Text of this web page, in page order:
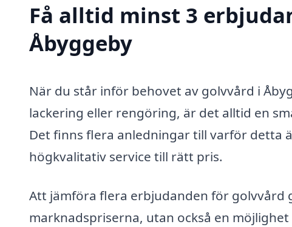
Få alltid minst 3
Åbyggeby
När du står inför behovet av golvvård i
lackering eller rengöring, är det alltid en
Det finns flera anledningar till varför detta
högkvalitativ service till rätt pris.
Att jämföra flera erbjudanden för golvvård
marknadspriserna, utan också en